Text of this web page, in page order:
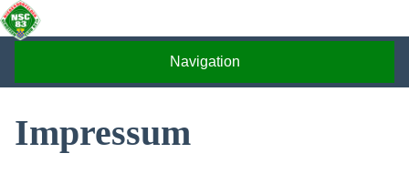
Skip
to
Navigation
Impressum